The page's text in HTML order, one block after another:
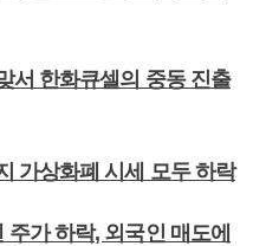
서 한화큐셀의 중동 진출
가상화폐 시세 모두 하락
가 하락, 외국인 매도에